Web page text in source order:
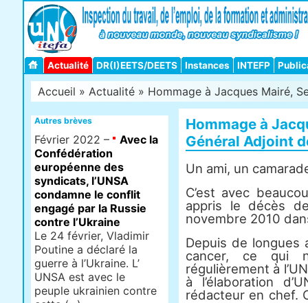
Actualité DR(I)EETS/DEETS Instances INTEFP
Accueil » Actualité » Hommage à Jacques Mairé,
Hommage à
Général Adjoint
Un ami, un
C’est avec
appris le décès
novembre 2010
Depuis de longues
cancer, ce qui
régulièrement à
à l’élaboration
rédacteur en chef.
Autres brèves
Février 2022 –
Avec la
Confédération
européenne des
syndicats, l’UNSA
condamne le conflit
engagé par la Russie
contre l’Ukraine
Le 24 février, Vladimir
Poutine a déclaré la
guerre à l’Ukraine. L’
UNSA est avec le
peuple ukrainien contre